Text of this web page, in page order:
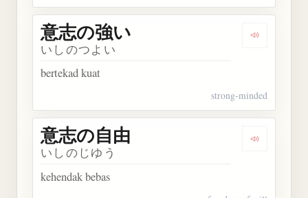
Dengarkan
意志の強い
いしのつよい
bertekad kuat
strong-minded
Dengarkan
意志の自由
いしのじゆう
kehendak bebas